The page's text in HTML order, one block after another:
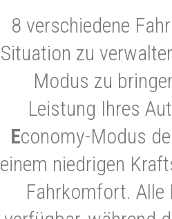
8 verschiedene
Situation zu
Modus zu
Leistung Ihres
Economy-Modus
einem niedrigen
Fahrkomfort. Alle